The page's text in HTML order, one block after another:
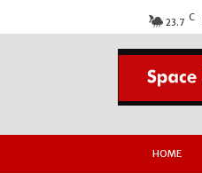
23.7 C
HOME